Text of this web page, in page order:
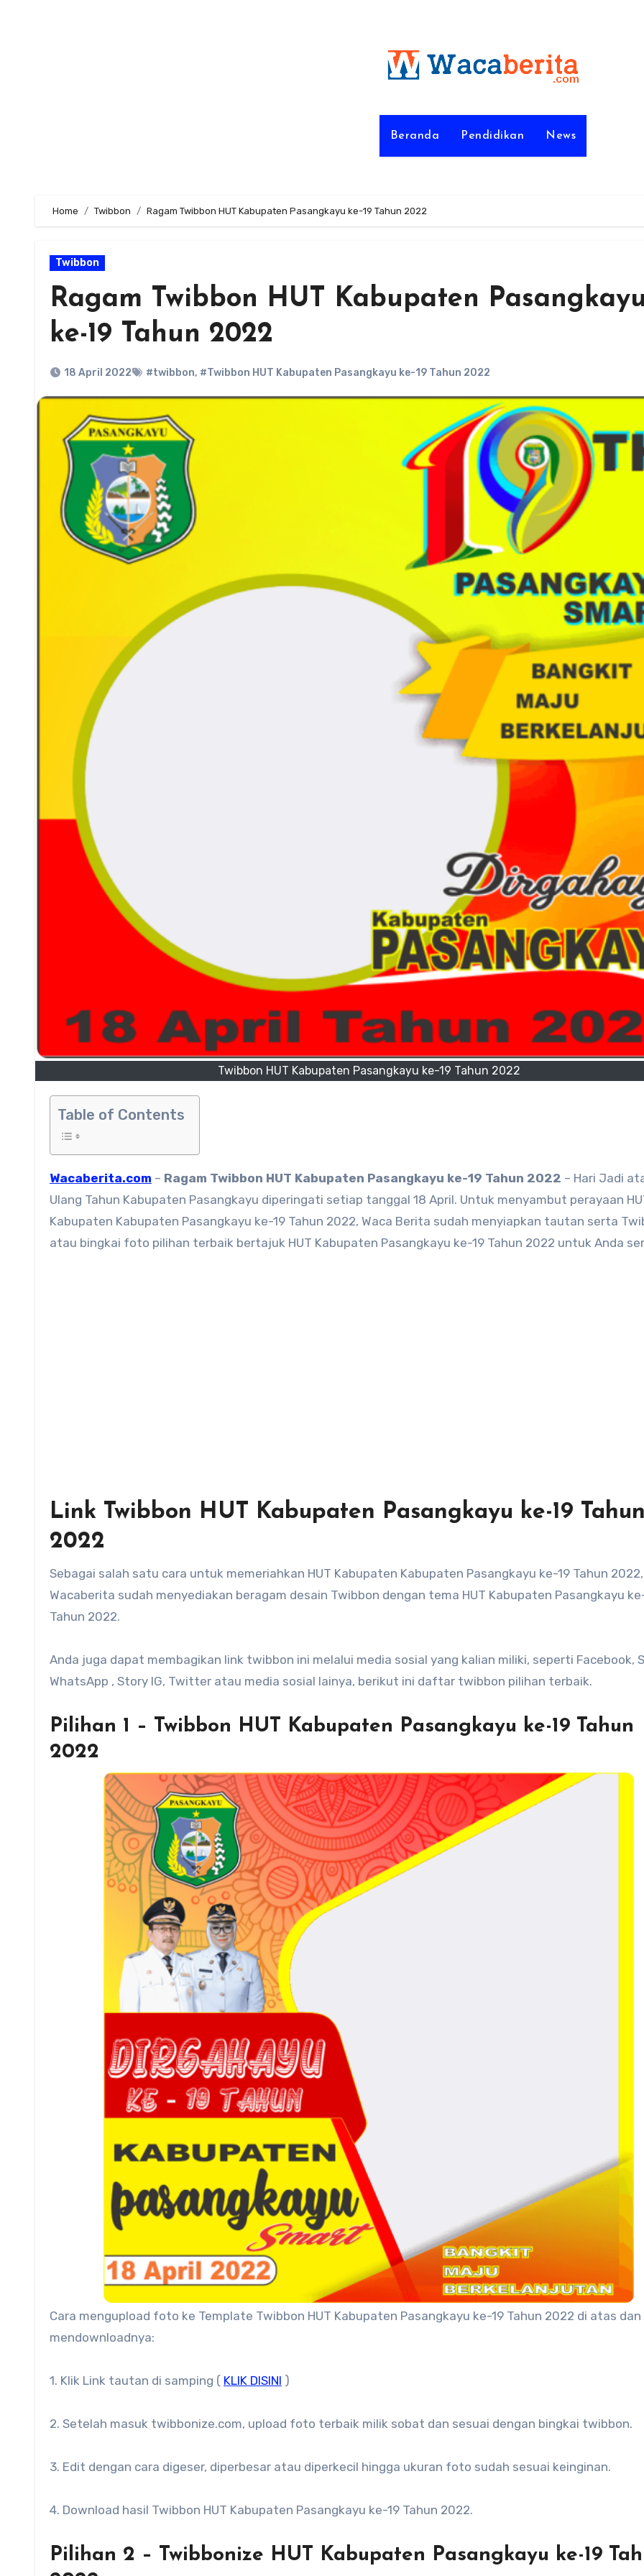
Beranda Pendidikan News
Home Twibbon Ragam Twibbon HUT Kabupaten Pasangkayu ke-19 Tahun 2022
Twibbon
Ragam Twibbon HUT Kabupaten Pasangkayu
ke-19 Tahun 2022
18 April 2022 #twibbon, #Twibbon HUT Kabupaten Pasangkayu ke-19 Tahun 2022
Twibbon HUT Kabupaten Pasangkayu ke-19 Tahun 2022
Table of Contents
Wacaberita.com – Ragam Twibbon HUT Kabupaten Pasangkayu ke-19 Tahun 2022 – Hari Jadi
Ulang Tahun Kabupaten Pasangkayu diperingati setiap tanggal 18 April. Untuk menyambut perayaan
Kabupaten Kabupaten Pasangkayu ke-19 Tahun 2022, Waca Berita sudah menyiapkan tautan serta
atau bingkai foto pilihan terbaik bertajuk HUT Kabupaten Pasangkayu ke-19 Tahun 2022 untuk Anda
Link Twibbon HUT Kabupaten Pasangkayu ke-19 Tahun
2022
Sebagai salah satu cara untuk memeriahkan HUT Kabupaten Kabupaten Pasangkayu ke-19 Tahun 2022,
Wacaberita sudah menyediakan beragam desain Twibbon dengan tema HUT Kabupaten Pasangkayu
Tahun 2022.
Anda juga dapat membagikan link twibbon ini melalui media sosial yang kalian miliki, seperti Facebook,
WhatsApp , Story IG, Twitter atau media sosial lainya, berikut ini daftar twibbon pilihan terbaik.
Pilihan 1 – Twibbon HUT Kabupaten Pasangkayu ke-19 Tahun
2022
Cara mengupload foto ke Template Twibbon HUT Kabupaten Pasangkayu ke-19 Tahun 2022 di atas dan
mendownloadnya:
1. Klik Link tautan di samping ( KLIK DISINI )
2. Setelah masuk twibbonize.com, upload foto terbaik milik sobat dan sesuai dengan bingkai twibbon.
3. Edit dengan cara digeser, diperbesar atau diperkecil hingga ukuran foto sudah sesuai keinginan.
4. Download hasil Twibbon HUT Kabupaten Pasangkayu ke-19 Tahun 2022.
Pilihan 2 – Twibbonize HUT Kabupaten Pasangkayu ke-19